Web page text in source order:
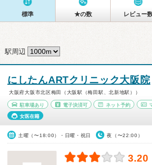
標準 ★の数 レビュー
駅周辺
にしたんARTクリニック大阪院
大阪府大阪市北区梅田（大阪駅（梅田駅、北新地駅））
駐車場あり 電子決済可 ネット予約
女医在籍
土曜（〜18:00）・日曜・祝日 夜（〜22:00）
3.20